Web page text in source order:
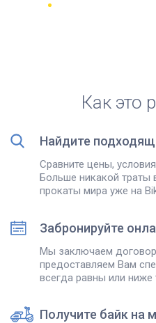
Как это
Найдите
Сравните цены,
Больше никакой траты
прокаты мира уже на
Забронируйте
Мы заключаем
предоставляем Вам
всегда равны или ниже
Получите байк на